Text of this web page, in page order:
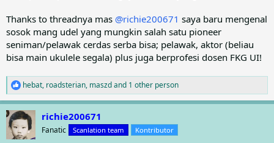
Kasino: Hukum mesti utamakan keadilan buat masyarakat?
Indro: Iya
Kasino: Ah saya gak pernah ngerasain begitu Pak
lain?
Kasino: Ya, kadang-kadang adil, kadang-kadang kagak
Indro: Itu mah itung aja apes.
sumber
Thanks to threadnya mas @richie200671 saya baru mengenal
sosok mang udel yang mungkin salah satu pioneer
seniman/pelawak cerdas serba bisa; pelawak, aktor (beliau
bisa main ukulele segala) plus juga berprofesi dosen FKG UI!
R
e
a
c
t
i
hebat, roadsterian, maszdand 1 other person
richie200671
Fanatic Scanlation team Kontributor